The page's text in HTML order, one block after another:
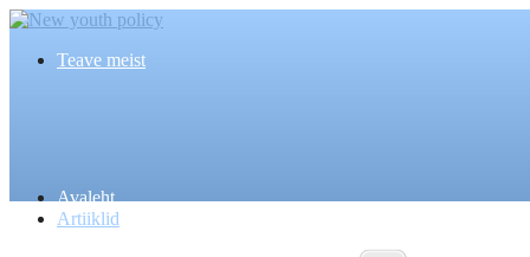
Teave meist
Avaleht
Artiiklid